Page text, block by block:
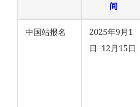
间
中国站报名
2025年9月1
日–12月15日